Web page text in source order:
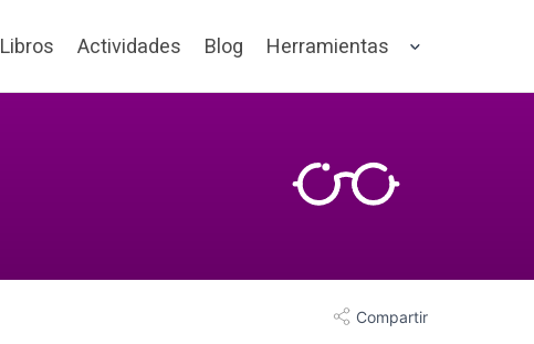
Libros Actividades Blog Herramientas
Compartir